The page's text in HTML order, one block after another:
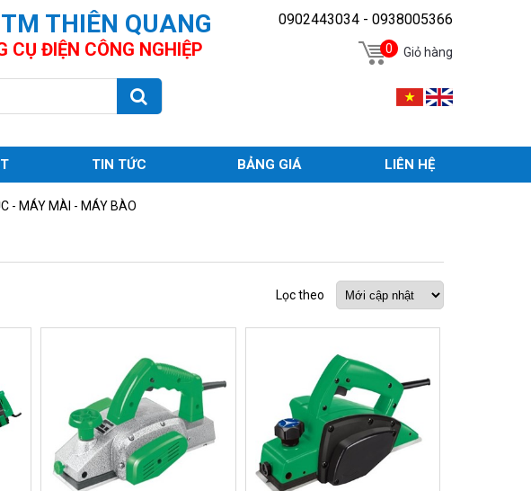
THIÊN QUANG
CỤ ĐIỆN CÔNG NGHIỆP
0902443034 - 0938005366
Giỏ hàng
0
TIN TỨC BẢNG GIÁ LIÊN HỆ
- MÁY MÀI - MÁY BÀO
Lọc theo